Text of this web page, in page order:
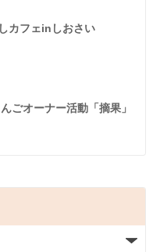
カフェinしおさい
ごオーナー活動「摘果」